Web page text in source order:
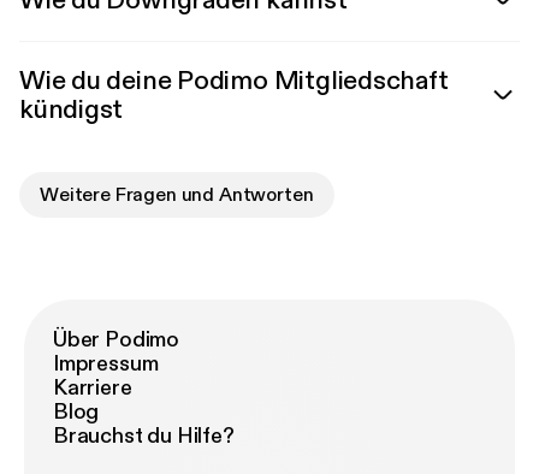
Wie du deine Podimo Mitgliedschaft
kündigst
Weitere Fragen und Antworten
Über Podimo
Impressum
Karriere
Blog
Brauchst du Hilfe?